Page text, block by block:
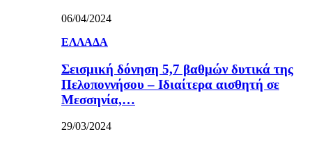
06/04/2024
ΕΛΛΑΔΑ
Σεισμική δόνηση 5,7 βαθμών δυτικά της
Πελοποννήσου – Ιδιαίτερα αισθητή σε
Μεσσηνία,…
29/03/2024